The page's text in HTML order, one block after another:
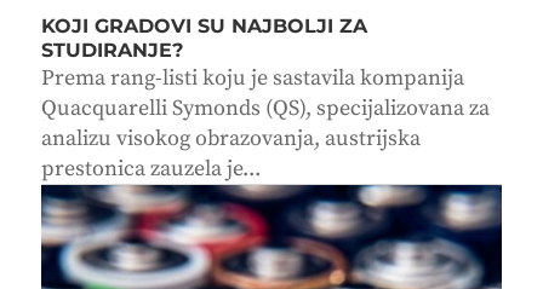
KOJI GRADOVI SU NAJBOLJI ZA
STUDIRANJE?
Prema rang-listi koju je sastavila kompanija
Quacquarelli Symonds (QS), specijalizovana za
analizu visokog obrazovanja, austrijska
prestonica zauzela je...